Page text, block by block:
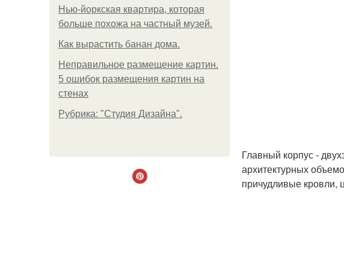
Нью-йоркская квартира, которая
больше похожа на частный музей.
Как вырастить банан дома.
Неправильное размещение картин.
5 ошибок размещения картин на
стенах
Рубрика: "Студия Дизайна".
Главный корпус -
архитектурных
причудливые кровли,